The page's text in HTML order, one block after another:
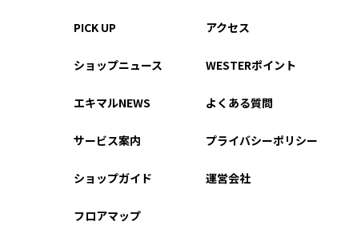
PICK UP
ショップニュース
エキマルNEWS
サービス案内
ショップガイド
フロアマップ
アクセス
WESTERポイント
よくある質問
プライバシーポリシー
運営会社